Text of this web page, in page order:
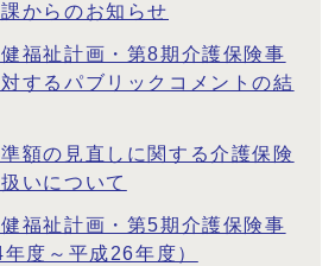
からのお知らせ
福祉計画・第8期介護保険事
するパブリックコメントの結
額の見直しに関する介護保険
いについて
福祉計画・第5期介護保険事
度～平成26年度）